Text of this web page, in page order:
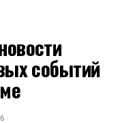
событий